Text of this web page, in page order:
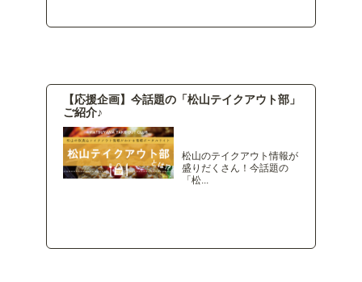
【応援企画】今話題の「松山テイクアウト部」
ご紹介♪
松山のテイクアウト情報が
盛りだくさん！今話題の
「松...